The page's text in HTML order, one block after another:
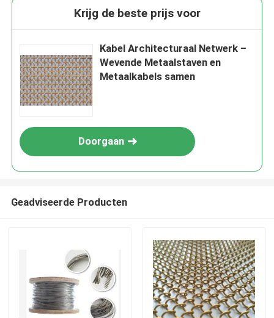
Krijg de beste prijs voor
Kabel Architecturaal Netwerk –
Wevende Metaalstaven en
Metaalkabels samen
Doorgaan
Geadviseerde Producten